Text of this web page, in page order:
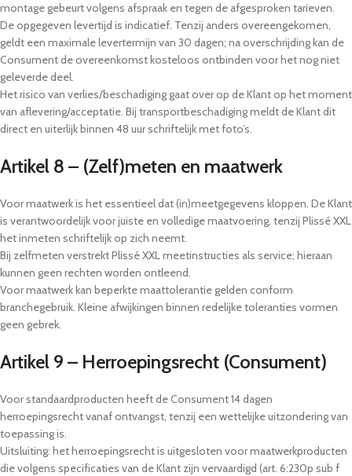
montage gebeurt volgens afspraak en tegen de afgesproken tarieven.
De opgegeven levertijd is indicatief. Tenzij anders overeengekomen,
geldt een maximale levertermijn van 30 dagen; na overschrijding kan de
Consument de overeenkomst kosteloos ontbinden voor het nog niet
geleverde deel.
Het risico van verlies/beschadiging gaat over op de Klant op het moment
van aflevering/acceptatie. Bij transportbeschadiging meldt de Klant dit
direct en uiterlijk binnen 48 uur schriftelijk met foto’s.
Artikel 8 – (Zelf)meten en maatwerk
Voor maatwerk is het essentieel dat (in)meetgegevens kloppen. De Klant
is verantwoordelijk voor juiste en volledige maatvoering, tenzij Plissé XXL
het inmeten schriftelijk op zich neemt.
Bij zelfmeten verstrekt Plissé XXL meetinstructies als service; hieraan
kunnen geen rechten worden ontleend.
Voor maatwerk kan beperkte maattolerantie gelden conform
branchegebruik. Kleine afwijkingen binnen redelijke toleranties vormen
geen gebrek.
Artikel 9 – Herroepingsrecht (Consument)
Voor standaardproducten heeft de Consument 14 dagen
herroepingsrecht vanaf ontvangst, tenzij een wettelijke uitzondering van
toepassing is.
Uitsluiting: het herroepingsrecht is uitgesloten voor maatwerkproducten
die volgens specificaties van de Klant zijn vervaardigd (art. 6:230p sub f